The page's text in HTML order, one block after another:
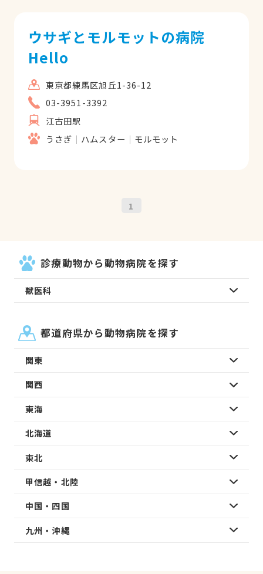
携先が確保？されているのも非常に頼りに
なります。うちの犬は心臓病を抱えている
うえ高齢なのですがちゃんとトリミングも
プーは出来ないと言われているのですが毎
回綺麗にしてくれます。シャンプーが出来
なくても爪切り・肛門腺絞りくらいは先生
がする（！）と言ってくれました。先生と
看護士さん、お二人とも働きすぎでは？も
ウサギとモルモットの病院
Hello
東京都練馬区旭丘1-36-12
03-3951-3392
江古田駅
うさぎ
ハムスター モルモット
1
診療動物から動物病院を探す
獣医科
都道府県から動物病院を探す
関東
関西
東海
北海道
東北
甲信越・北陸
中国・四国
九州・沖縄